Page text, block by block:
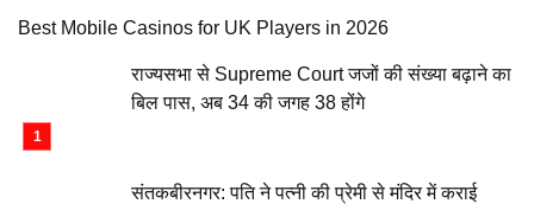
Best Mobile Casinos for UK Players in 2026
राज्यसभा से Supreme Court जजों की संख्या बढ़ाने का
बिल पास, अब 34 की जगह 38 होंगे
संतकबीरनगर: पति ने पत्नी की प्रेमी से मंदिर में कराई